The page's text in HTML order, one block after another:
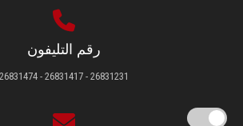
رقم التليفون
26831231 - 26831417 - 26831474